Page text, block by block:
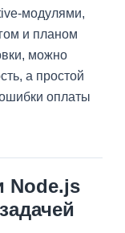
модулями,
и планом
можно
а простой
оплаты
Node.js